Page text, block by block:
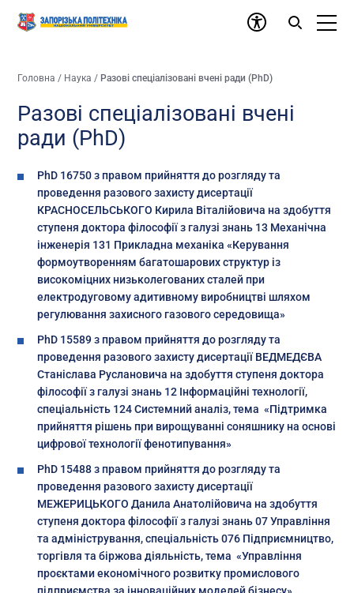
Головна / Наука / Разові спеціалізовані вчені ради (PhD)
Разові спеціалізовані вчені
ради (PhD)
PhD 16750 з правом прийняття до розгляду та
проведення разового захисту дисертації
КРАСНОСЕЛЬСЬКОГО Кирила Віталійовича на здобуття
ступеня доктора філософії з галузі знань 13 Механічна
інженерія 131 Прикладна механіка «Керування
формоутворенням багатошарових структур із
високоміцних низьколегованих сталей при
електродуговому адитивному виробництві шляхом
регулювання захисного газового середовища»
PhD 15589 з правом прийняття до розгляду та
проведення разового захисту дисертації ВЕДМЕДЄВА
Станіслава Руслановича на здобуття ступеня доктора
філософії з галузі знань 12 Інформаційні технології,
спеціальність 124 Системний аналіз, тема «Підтримка
прийняття рішень при вирощуванні соняшнику на основі
цифрової технології фенотипування»
PhD 15488 з правом прийняття до розгляду та
проведення разового захисту дисертації
МЕЖЕРИЦЬКОГО Данила Анатолійовича на здобуття
ступеня доктора філософії з галузі знань 07 Управління
та адміністрування, спеціальність 076 Підприємництво,
торгівля та біржова діяльність, тема «Управління
проєктами економічного розвитку промислового